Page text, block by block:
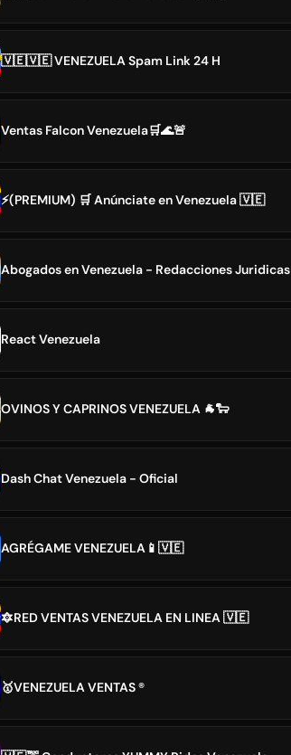
🇻🇪🇻🇪 VENEZUELA Spam Link 24 H
Ventas Falcon Venezuela🛒🌊🚨
⚡️(PREMIUM) 🛒 Anúnciate en Venezuela 🇻🇪
Abogados en Venezuela - Redacciones Juridicas
React Venezuela
OVINOS Y CAPRINOS VENEZUELA 🐐🐑
Dash Chat Venezuela - Oficial
AGRÉGAME VENEZUELA📱🇻🇪
🔯RED VENTAS VENEZUELA EN LINEA 🇻🇪
🥇VENEZUELA VENTAS ®